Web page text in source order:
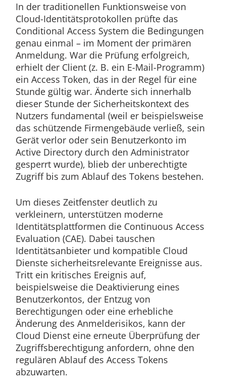
In der traditionellen Funktionsweise von
Cloud-Identitätsprotokollen prüfte das
Conditional Access System die Bedingungen
genau einmal – im Moment der primären
Anmeldung. War die Prüfung erfolgreich,
erhielt der Client (z. B. ein E-Mail-Programm)
ein Access Token, das in der Regel für eine
Stunde gültig war. Änderte sich innerhalb
dieser Stunde der Sicherheitskontext des
Nutzers fundamental (weil er beispielsweise
das schützende Firmengebäude verließ, sein
Gerät verlor oder sein Benutzerkonto im
Active Directory durch den Administrator
gesperrt wurde), blieb der unberechtigte
Zugriff bis zum Ablauf des Tokens bestehen.
Um dieses Zeitfenster deutlich zu
verkleinern, unterstützen moderne
Identitätsplattformen die Continuous Access
Evaluation (CAE). Dabei tauschen
Identitätsanbieter und kompatible Cloud
Dienste sicherheitsrelevante Ereignisse aus.
Tritt ein kritisches Ereignis auf,
beispielsweise die Deaktivierung eines
Benutzerkontos, der Entzug von
Berechtigungen oder eine erhebliche
Änderung des Anmelderisikos, kann der
Cloud Dienst eine erneute Überprüfung der
Zugriffsberechtigung anfordern, ohne den
regulären Ablauf des Access Tokens
abzuwarten.